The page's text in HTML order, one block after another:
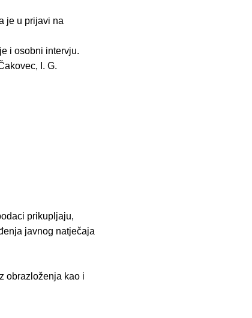
je u prijavi na
i osobni intervju.
I. G.
prikupljaju,
javnog natječaja
obrazloženja kao i